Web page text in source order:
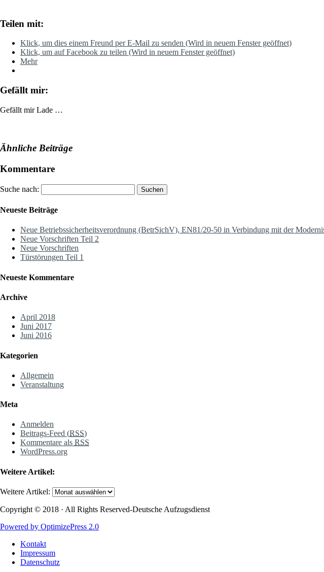
Teilen mit:
Klick, um dies einem Freund per E-Mail zu senden (Wird in neuem Fenster geöffnet)
Klick, um auf Facebook zu teilen (Wird in neuem Fenster geöffnet)
Mehr
Gefällt mir:
Gefällt mir Lade …
Ähnliche Beiträge
Kommentare
Suche nach:
Neueste Beiträge
Neue Betriebssicherheitsverordnung (BetrSichV), EN81/20-50 in Verbindung mit der
Neue Vorschriften Teil 2
Neue Vorschriften
Türstörungen Teil 1
Neueste Kommentare
Archive
April 2018
Juni 2017
Juni 2016
Kategorien
Allgemein
Veranstaltung
Meta
Anmelden
Beitrags-Feed (RSS)
Kommentare als RSS
WordPress.org
Weitere Artikel:
Weitere Artikel:
Copyright © 2018 · All Rights Reserved-Deutsche Aufzugsdienst
Powered by OptimizePress 2.0
Kontakt
Impressum
Datenschutz